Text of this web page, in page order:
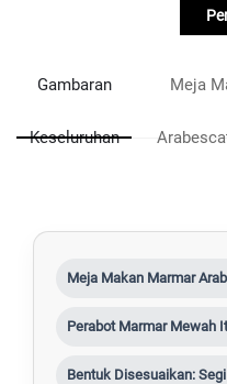
Gambaran
Keseluruhan
Meja
Meja Makan Marmar
Perabot Marmar Mewah
Bentuk Disesuaikan: